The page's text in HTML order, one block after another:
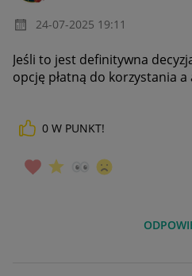
‎24-07-2025 19:11
Jeśli to jest definitywna
opcję płatną do korzystania
0 W PUNKT!